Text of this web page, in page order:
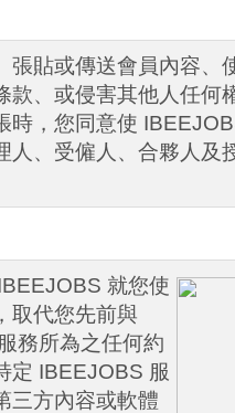
張貼或傳送會員內容、
款、或侵害其他人任何
時，您同意使
人、受僱人、合夥人及
就您使
取代您先前與
務所為之任何約
定 IBEEJOBS 服
三方內容或軟體